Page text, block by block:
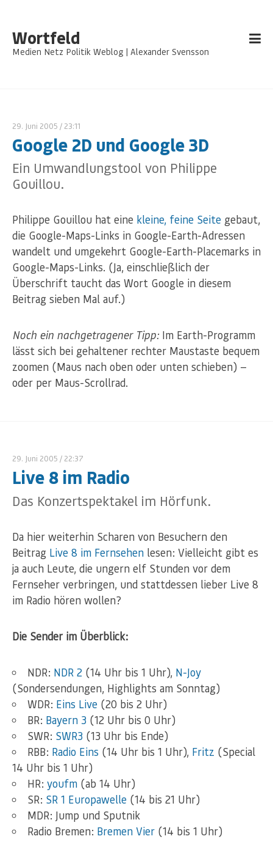
Wortfeld
Medien Netz Politik Weblog | Alexander Svensson
29. Juni 2005 / 23:11
Google 2D und Google 3D
Ein Umwandlungstool von Philippe
Gouillou.
Philippe Gouillou hat eine kleine, feine Seite gebaut,
die Google-Maps-Links in Google-Earth-Adressen
wandelt und umgekehrt Google-Earth-Placemarks in
Google-Maps-Links. (Ja, einschließlich der
Überschrift taucht das Wort Google in diesem
Beitrag sieben Mal auf.)
Noch ein nachgetragener Tipp: Im Earth-Programm
lässt sich bei gehaltener rechter Maustaste bequem
zoomen (Maus nach oben oder unten schieben) —
oder per Maus-Scrollrad.
29. Juni 2005 / 22:37
Live 8 im Radio
Das Konzertspektakel im Hörfunk.
Da hier weiterhin Scharen von Besuchern den
Beitrag Live 8 im Fernsehen lesen: Vielleicht gibt es
ja auch Leute, die ungern elf Stunden vor dem
Fernseher verbringen, und stattdessen lieber Live 8
im Radio hören wollen?
Die Sender im Überblick:
NDR: NDR 2 (14 Uhr bis 1 Uhr), N-Joy
(Sondersendungen, Highlights am Sonntag)
WDR: Eins Live(20 bis 2 Uhr)
BR: Bayern 3 (12 Uhr bis 0 Uhr)
SWR: SWR3 (13 Uhr bis Ende)
RBB: Radio Eins (14 Uhr bis 1 Uhr), Fritz (Special
14 Uhr bis 1 Uhr)
HR: youfm(ab 14 Uhr)
SR: SR 1 Europawelle(14 bis 21 Uhr)
MDR: Jump und Sputnik
Radio Bremen: Bremen Vier(14 bis 1 Uhr)